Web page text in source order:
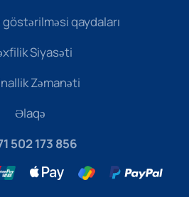
qaydaları
Siyasəti
Zəmanəti
Əlaqə
502 173 856